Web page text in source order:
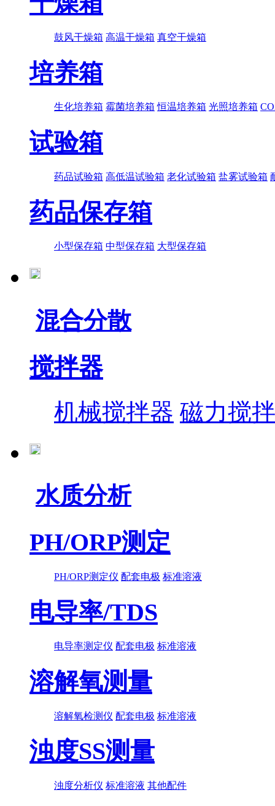
鼓风干燥箱 高温干燥箱 真空干燥箱
培养箱
生化培养箱 霉菌培养箱 恒温培养箱 光照培养箱
试验箱
药品试验箱 高低温试验箱 老化试验箱 盐雾试验箱
药品保存箱
小型保存箱 中型保存箱 大型保存箱
混合分散
搅拌器
机械搅拌器 磁力搅
水质分析
PH/ORP测定
PH/ORP测定仪 配套电极 标准溶液
电导率/TDS
电导率测定仪 配套电极 标准溶液
溶解氧测量
溶解氧检测仪 配套电极 标准溶液
浊度SS测量
浊度分析仪 标准溶液 其他配件